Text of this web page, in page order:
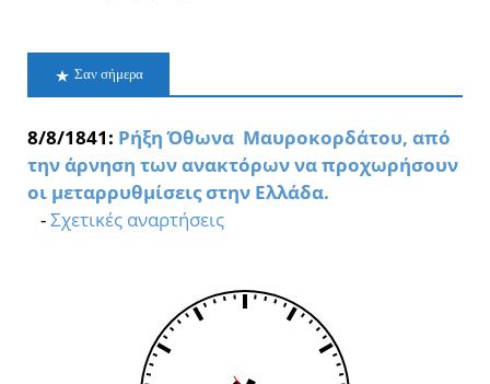
Σαν σήμερα
8/8/1841: Ρήξη Όθωνα  Μαυροκορδάτου, από
την άρνηση των ανακτόρων να προχωρήσουν
οι μεταρρυθμίσεις στην Ελλάδα.
-Σχετικές αναρτήσεις